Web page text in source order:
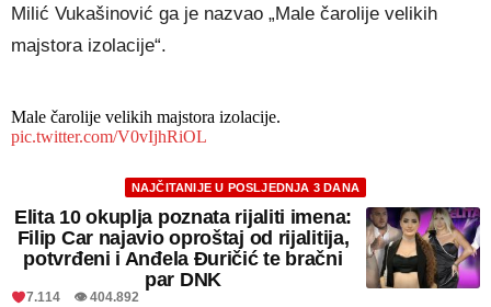
Milić Vukašinović ga je nazvao „Male čarolije velikih
majstora izolacije“.
Male čarolije velikih majstora izolacije.
pic.twitter.com/V0vIjhRiOL
NAJČITANIJE U POSLJEDNJA 3 DANA
Elita 10 okuplja poznata rijaliti imena:
Filip Car najavio oproštaj od rijalitija,
potvrđeni i Anđela Đuričić te bračni
par DNK
7.114 👁 404.892